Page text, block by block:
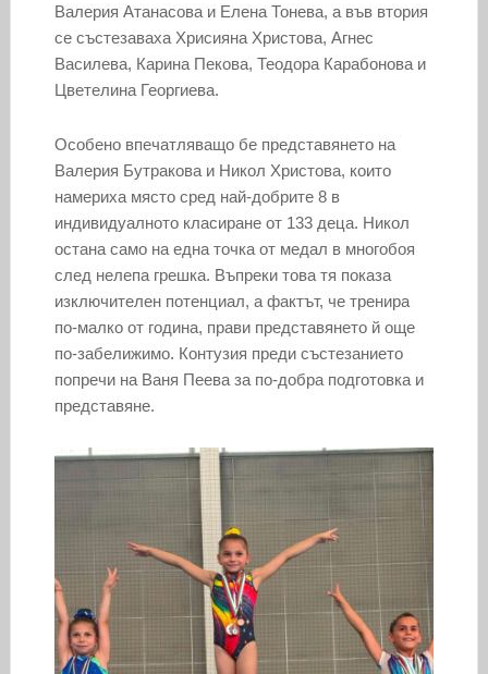
Валерия Атанасова и Елена Тонева, а във втория
се състезаваха Хрисияна Христова, Агнес
Василева, Карина Пекова, Теодора Карабонова и
Цветелина Георгиева.
Особено впечатляващо бе представянето на
Валерия Бутракова и Никол Христова, които
намериха място сред най-добрите 8 в
индивидуалното класиране от 133 деца. Никол
остана само на една точка от медал в многобоя
след нелепа грешка. Въпреки това тя показа
изключителен потенциал, а фактът, че тренира
по-малко от година, прави представянето й още
по-забелижимо. Контузия преди състезанието
попречи на Ваня Пеева за по-добра подготовка и
представяне.